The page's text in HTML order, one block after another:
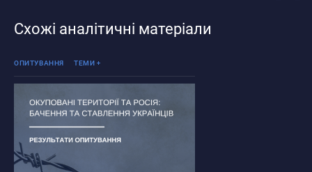
Схожі аналітичні матеріали
ОПИТУВАННЯ ТЕМИ
Війна Росії проти України